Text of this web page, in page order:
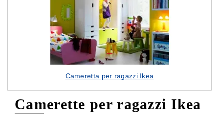
Cameretta per ragazzi Ikea
Camerette per ragazzi Ikea